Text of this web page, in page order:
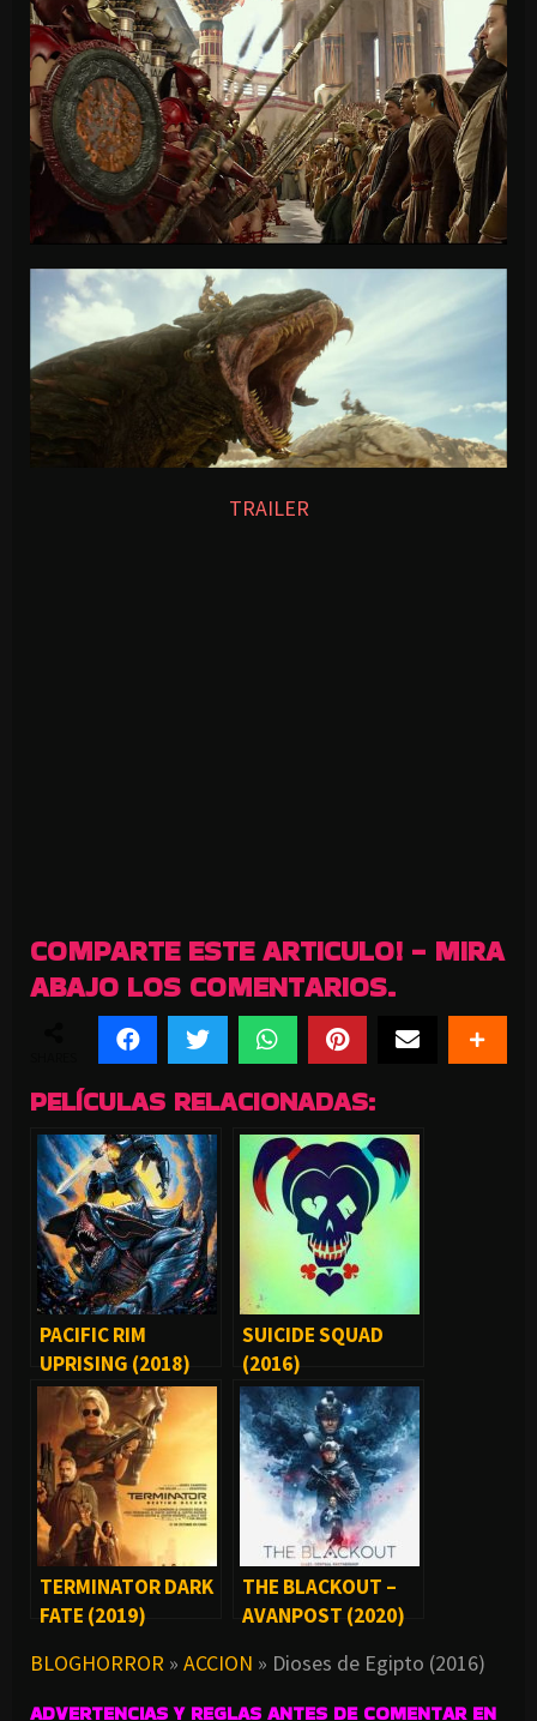
TRAILER
COMPARTE ESTE ARTICULO! - MIRA
ABAJO LOS COMENTARIOS.
PELÍCULAS RELACIONADAS:
PACIFIC RIM
UPRISING (2018)
SUICIDE SQUAD
(2016)
TERMINATOR DARK
FATE (2019)
THE BLACKOUT –
AVANPOST (2020)
BLOGHORROR » ACCION » Dioses de Egipto (2016)
ADVERTENCIAS Y REGLAS ANTES DE COMENTAR EN